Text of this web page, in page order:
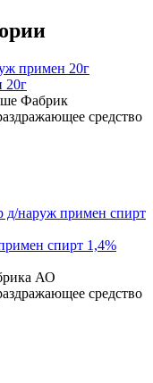
20г
Фабрик
средство
спирт 1,4%
АО
средство